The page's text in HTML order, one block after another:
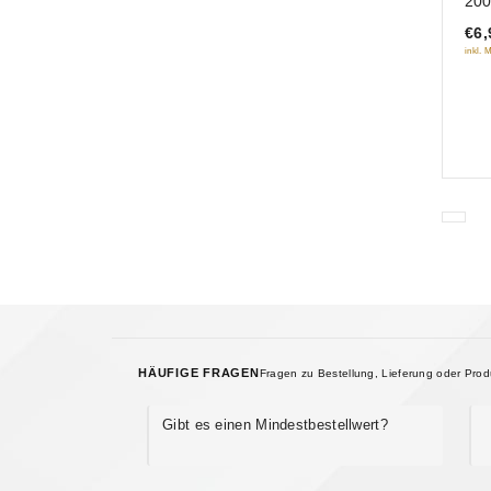
of
5
inkl.
HÄUFIGE FRAGENFragen zu Bestellung, Lieferung oder
Gibt es einen Mindestbestellwert?